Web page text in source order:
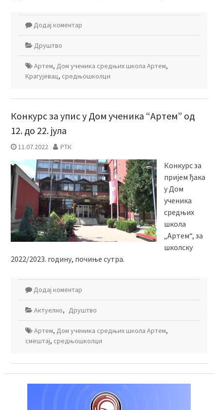
Додај коментар
Друштво
Артем, Дом ученика средњих школа Артем,
Крагујевац, средњошколци
Конкурс за упис у Дом ученика “Артем” од
12. до 22. јула
11.07.2022 РТК
Конкурс за
пријем ђака
у Дом
ученика
средњих
школа
„Артем“, за
школску
2022/2023. годину, почиње сутра.
Додај коментар
Актуелно, Друштво
Артем, Дом ученика средњих школа Артем,
смештај, средњошколци